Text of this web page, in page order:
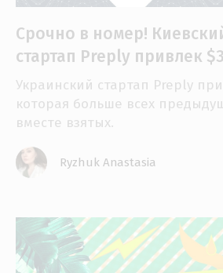
Срочно в номер!
стартап Preply привлек
Украинский стартап Preply
которая больше всех
вместе взятых.
Ryzhuk Anastasia